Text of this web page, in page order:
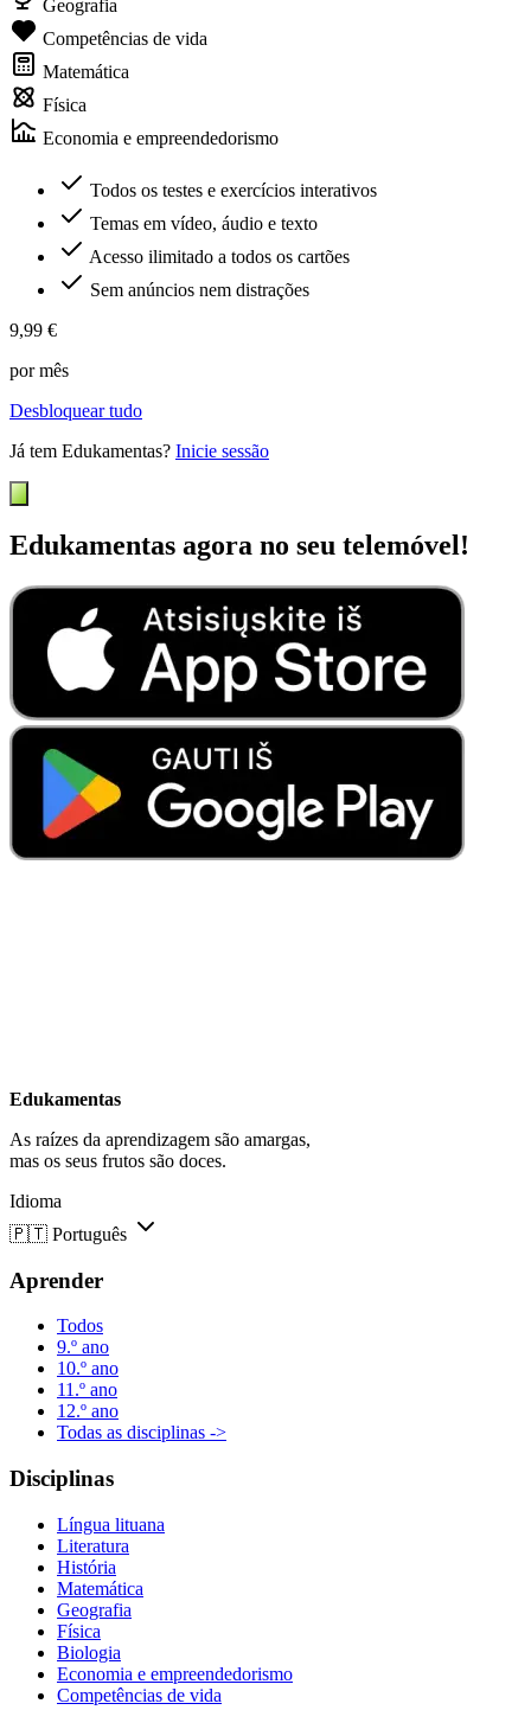
Geografia
Competências de vida
Matemática
Física
Economia e empreendedorismo
Todos os testes e exercícios interativos
Temas em vídeo, áudio e texto
Acesso ilimitado a todos os cartões
Sem anúncios nem distrações
9,99 €
por mês
Desbloquear tudo
Já tem Edukamentas? Inicie sessão
Edukamentas agora no seu telemóvel!
Edukamentas
As raízes da aprendizagem são amargas,
mas os seus frutos são doces.
Idioma
🇵🇹 Português
Aprender
Todos
9.º ano
10.º ano
11.º ano
12.º ano
Todas as disciplinas ->
Disciplinas
Língua lituana
Literatura
História
Matemática
Geografia
Física
Biologia
Economia e empreendedorismo
Competências de vida